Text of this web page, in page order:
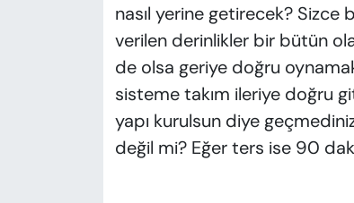
nasıl yerine getirecek?
verilen derinlikler bir bütün
de olsa geriye doğru
sisteme takım ileriye doğru
yapı kurulsun diye
değil mi? Eğer ters ise 90